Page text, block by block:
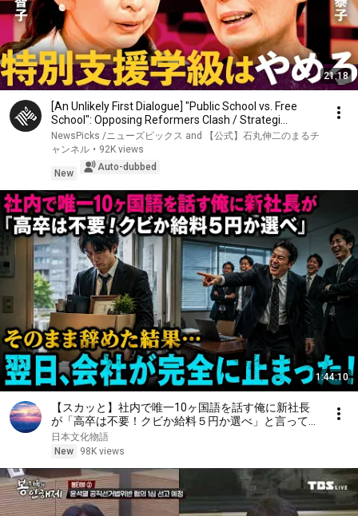
21:18
[An Unlikely First Dialogue] "Public School vs. Free
School": Opposing Reformers Clash / Strategi...
NewsPicks /ニューズピックス and 【公式】石丸伸二のまるチ
ャンネル • 92K views
New
Auto-dubbed
1:44:10
【スカッと】社内で唯一10ヶ国語を話す俺に新社長
が「高卒は不要！クビか給料５円か選べ」と言ってき
た。そのまま辞めた結果
日本文化物語
New
98K views